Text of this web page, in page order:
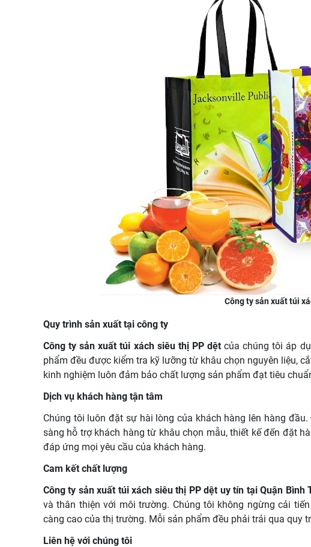
Công ty sản xuất túi
Quy trình sản xuất tại công ty
Công ty sản xuất túi xách siêu thị PP dệt của chúng tôi áp
phẩm đều được kiểm tra kỹ lưỡng từ khâu chọn nguyên liệu,
kinh nghiệm luôn đảm bảo chất lượng sản phẩm đạt tiêu
Dịch vụ khách hàng tận tâm
Chúng tôi luôn đặt sự hài lòng của khách hàng lên hàng
sàng hỗ trợ khách hàng từ khâu chọn mẫu, thiết kế đến đặt
đáp ứng mọi yêu cầu của khách hàng.
Cam kết chất lượng
Công ty sản xuất túi xách siêu thị PP dệt uy tín tại Quận Bình
và thân thiện với môi trường. Chúng tôi không ngừng cải
càng cao của thị trường. Mỗi sản phẩm đều phải trải qua
Liên hệ với chúng tôi